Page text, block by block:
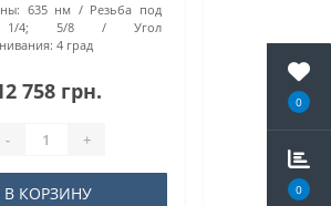
0
0
635 нм
Резьба под
1/4; 5/8
Угол
4 град
758 грн.
- +
В КОРЗИНУ